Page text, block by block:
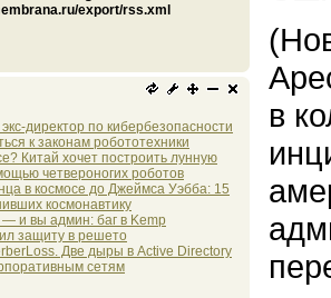
export/rss.xml
директор по кибербезопасности
к законам робототехники
Китай хочет построить лунную
четвероногих роботов
в космосе до Джеймса Уэбба: 15
космонавтику
и вы админ: баг в Kemp
защиту в решето
Две дыры в Active Directory
сетям
в